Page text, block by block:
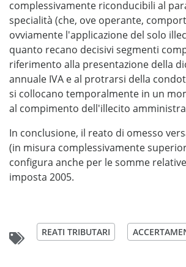
complessivamente riconducibili al
specialità (che, ove operante,
ovviamente l'applicazione del solo
quanto recano decisivi segmenti
riferimento alla presentazione della
annuale IVA e al protrarsi della
si collocano temporalmente in un
al compimento dell'illecito
In conclusione, il reato di omesso
(in misura complessivamente
configura anche per le somme
imposta 2005.
REATI TRIBUTARI